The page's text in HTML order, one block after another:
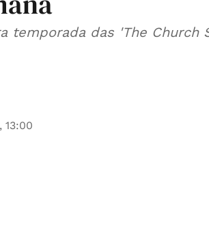
temporada das 'The Church
13:00